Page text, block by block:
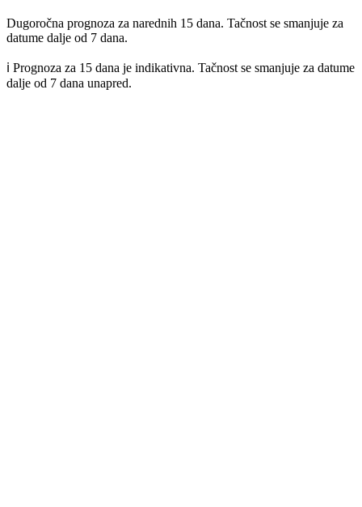
Dugoročna prognoza za narednih 15 dana. Tačnost se smanjuje za
datume dalje od 7 dana.
ℹ️ Prognoza za 15 dana je indikativna. Tačnost se smanjuje za datume
dalje od 7 dana unapred.